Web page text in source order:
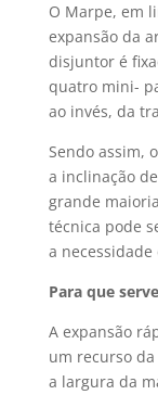
O Marpe, em
expansão da
disjuntor é
quatro mini-
ao invés, da
Sendo assim,
a inclinação
grande
técnica pode
a
Para que
A expansão
um recurso
a largura da